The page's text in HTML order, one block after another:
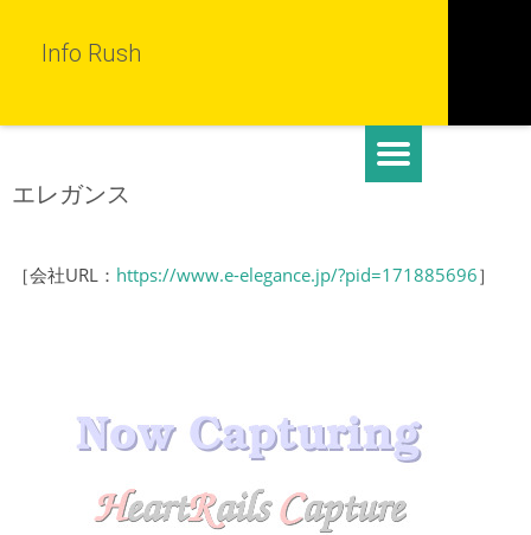
Info Rush
エレガンス
［会社URL： https://www.e-elegance.jp/?pid=171885696］